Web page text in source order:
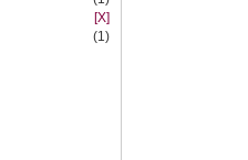
[X]
(1)